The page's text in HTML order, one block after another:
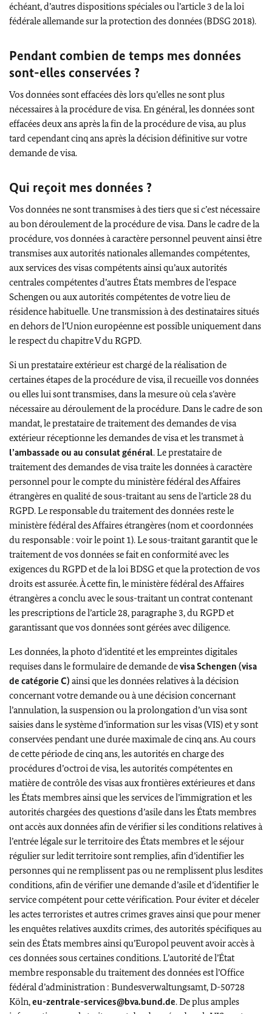
échéant, d’autres dispositions spéciales ou l’article 3 de la loi
fédérale allemande sur la protection des données (BDSG 2018).
Pendant combien de temps mes données
sont-elles conservées ?
Vos données sont effacées dès lors qu’elles ne sont plus
nécessaires à la procédure de visa. En général, les données sont
effacées deux ans après la fin de la procédure de visa, au plus
tard cependant cinq ans après la décision définitive sur votre
demande de visa.
Qui reçoit mes données ?
Vos données ne sont transmises à des tiers que si c’est nécessaire
au bon déroulement de la procédure de visa. Dans le cadre de la
procédure, vos données à caractère personnel peuvent ainsi être
transmises aux autorités nationales allemandes compétentes,
aux services des visas compétents ainsi qu’aux autorités
centrales compétentes d’autres États membres de l’espace
Schengenou aux autorités compétentes de votre lieu de
résidence habituelle. Une transmission à des destinataires situés
en dehors de l’Union européenne est possible uniquement dans
le respect du chapitre V du RGPD.
Si un prestataire extérieur est chargé de la réalisation de
certaines étapes de la procédure de visa, il recueille vos données
ou elles lui sont transmises, dans la mesure où cela s’avère
nécessaire au déroulement de la procédure. Dans le cadre de son
mandat, le prestataire de traitement des demandes de visa
extérieur réceptionne les demandes de visa et les transmet à
l’ambassade ou au consulat général. Leprestataire de
traitement des demandes de visatraite les données à caractère
personnel pour le compte du ministère fédéral des Affaires
étrangères en qualité de sous-traitant au sens de l’article 28 du
RGPD. Le responsable du traitement des données reste le
ministère fédéral des Affaires étrangères (nom et coordonnées
du responsable : voir le point 1). Le sous-traitant garantit que le
traitement de vos données se fait en conformité avec les
exigences du RGPD et de la loi BDSG et que la protection de vos
droits est assurée. À cette fin, le ministère fédéral des Affaires
étrangères a conclu avec le sous-traitant un contrat contenant
les prescriptions de l’article 28, paragraphe 3, du RGPD et
garantissant que vos données sont gérées avec diligence.
Les données, la photo d’identité et les empreintes digitales
requises dans le formulaire de demande devisaSchengen (visa
de catégorie C) ainsi que les données relatives à la décision
concernant votre demande ou à une décision concernant
l’annulation, la suspension ou la prolongation d’un visa sont
saisies dans le système d’information sur les visas (VIS) et y sont
conservées pendant une durée maximale de cinq ans. Au cours
de cette période de cinq ans, les autorités en charge des
procédures d’octroi de visa, les autorités compétentes en
matière de contrôle des visas aux frontières extérieures et dans
les États membres ainsi que les services de l’immigration et les
autorités chargées des questions d’asile dans les États membres
ont accès aux données afin de vérifier si les conditions relatives à
l’entrée légale sur le territoire des États membres et le séjour
régulier sur ledit territoire sont remplies, afin d’identifier les
personnes qui ne remplissent pas ou ne remplissent plus lesdites
conditions, afin de vérifier une demande d’asile et d’identifier le
service compétent pour cette vérification. Pour éviter et déceler
les actes terroristes et autres crimes graves ainsi que pour mener
les enquêtes relatives auxdits crimes, des autorités spécifiques au
sein des États membres ainsi qu’Europol peuvent avoir accès à
ces données sous certaines conditions. L’autorité de l’État
membre responsable du traitement des données est l’Office
fédéral d’administration : Bundesverwaltungsamt, D-50728
Köln,eu-zentrale-services@bva.bund.de. De plus amples